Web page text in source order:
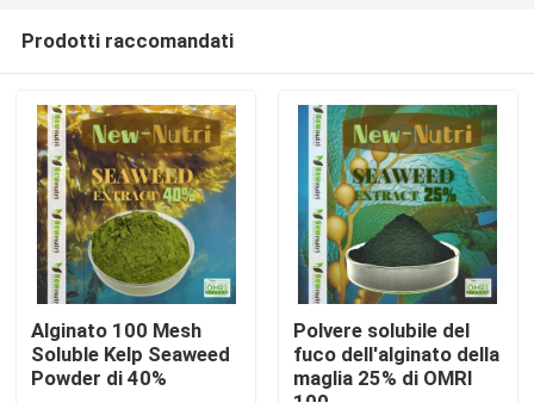
Casa
Prodotti
Prodotti raccomandati
Alginato 100 Mesh
Soluble Kelp Seaweed
Powder di 40%
Polvere solubile del
fuco dell'alginato della
maglia 25% di OMRI